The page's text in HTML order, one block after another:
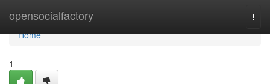
opensocialfactory
Home
Home
1